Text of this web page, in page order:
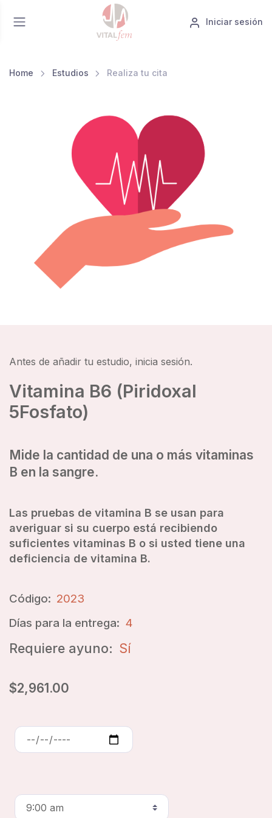
Iniciar sesión
Home Estudios Realiza tu cita
Antes de añadir tu estudio, inicia sesión.
Vitamina B6 (Piridoxal
5Fosfato)
Mide la cantidad de una o más vitaminas
B en la sangre.
Las pruebas de vitamina B se usan para
averiguar si su cuerpo está recibiendo
suficientes vitaminas B o si usted tiene una
deficiencia de vitamina B.
Código: 2023
Días para la entrega: 4
Requiere ayuno: Sí
$2,961.00